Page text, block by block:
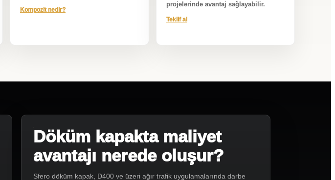
Kompozit nedir?
projelerinde avantaj sağlayabilir.
Teklif al
Döküm kapakta maliyet
avantajı nerede oluşur?
Sfero döküm kapak, D400 ve üzeri ağır trafik uygulamalarında darbe